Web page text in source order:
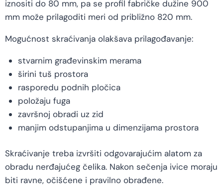
iznositi do 80 mm, pa se profil fabričke dužine 900
mm može prilagoditi meri od približno 820 mm.
Mogućnost skraćivanja olakšava prilagođavanje:
stvarnim građevinskim merama
širini tuš prostora
rasporedu podnih pločica
položaju fuga
završnoj obradi uz zid
manjim odstupanjima u dimenzijama prostora
Skraćivanje treba izvršiti odgovarajućim alatom za
obradu nerđajućeg čelika. Nakon sečenja ivice moraju
biti ravne, očišćene i pravilno obrađene.